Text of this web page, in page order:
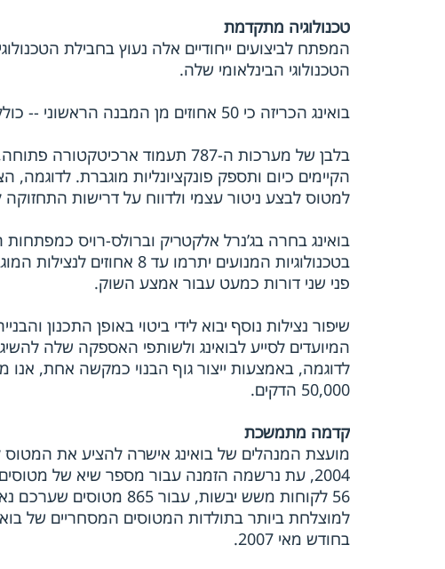
טכנולוגיה מתקדמת
המפתח לביצועים ייחודיים אלה נעוץ בחבילת
הטכנולוגי הבינלאומי שלה.
בואינג הכריזה כי 50 אחוזים מן המבנה הראשוני -- כולל הגוף והכנפיים של ה-787 - יהיו עשויים מחומרים מרוכבים.
בלבן של מערכות ה-787 תעמוד
הקיימים כיום ותספק פונקציונליות מוגברת.
למטוס לבצע ניטור עצמי ולדווח על דרישות
בואינג בחרה בג’נרל אלקטריק וברולס-רויס
בטכנולוגיות המנועים
פני שני דורות כמעט עבור אמצע השוק.
שיפור נצילות נוסף יבוא לידי ביטוי באופן התכנון
המיועדים לסייע לבואינג ולשותפי האספקה שלה
50,000 הדקים.
קדמה מתמשכת
בחודש מאי 2007.